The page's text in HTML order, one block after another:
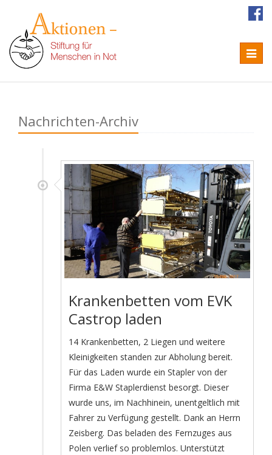
Nachrichten-Archiv
Krankenbetten vom EVK
Castrop laden
14 Krankenbetten, 2 Liegen und weitere
Kleinigkeiten standen zur Abholung bereit.
Für das Laden wurde ein Stapler von der
Firma E&W Staplerdienst besorgt. Dieser
wurde uns, im Nachhinein, unentgeltlich mit
Fahrer zu Verfügung gestellt. Dank an Herrn
Zeisberg. Das beladen des Fernzuges aus
Polen verlief so problemlos. Unterstützt